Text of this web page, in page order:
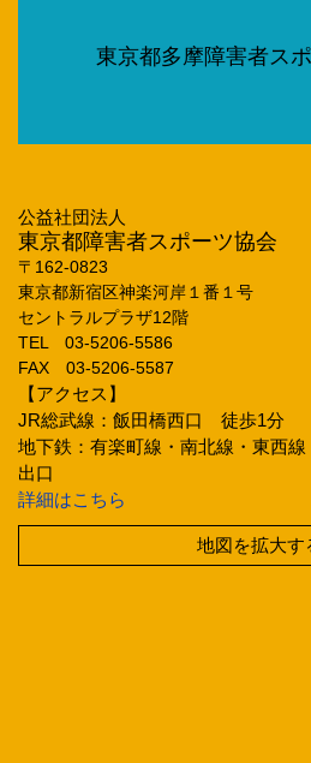
東京都多摩障害者ス
公益社団法人
東京都障害者スポーツ協会
〒162‐0823
東京都新宿区神楽河岸１番１号
セントラルプラザ12階
TEL 03‐5206‐5586
FAX 03‐5206‐5587
【アクセス】
JR総武線：飯田橋西口 徒歩1分
地下鉄：有楽町線・南北線・東西
出口
詳細はこちら
地図を拡大す